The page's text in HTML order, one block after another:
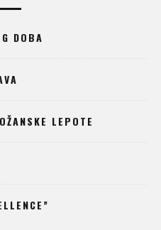
DOBA
LEPOTE